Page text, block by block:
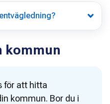
kommun
för att hitta
kommun. Bor du i